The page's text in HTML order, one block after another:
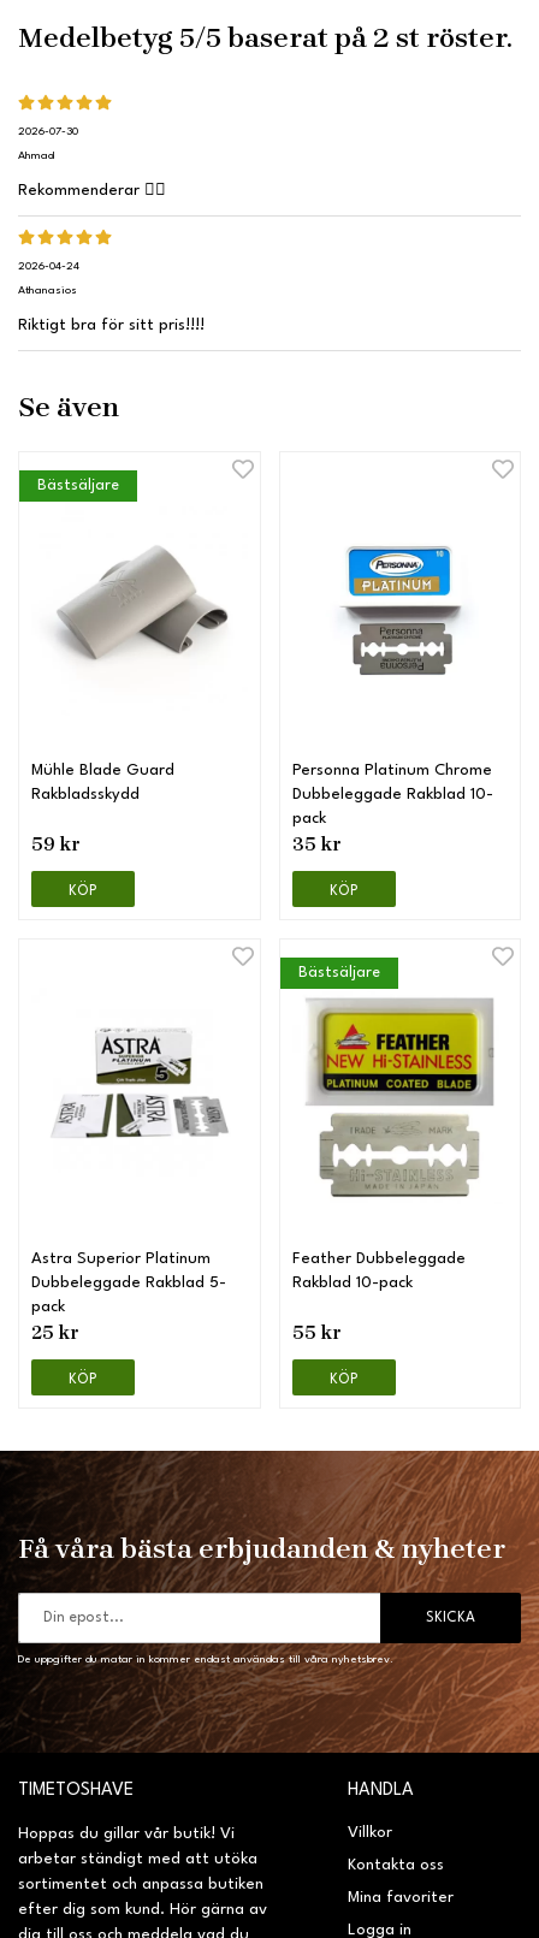
Medelbetyg 5/5 baserat på 2 st röster.
2026-07-30
Ahmad
Rekommenderar 👍🏽
2026-04-24
Athanasios
Riktigt bra för sitt pris!!!!
Se även
Bästsäljare
Mühle Blade Guard
Rakbladsskydd
59 kr
KÖP
Personna Platinum Chrome
Dubbeleggade Rakblad 10-
pack
35 kr
KÖP
Astra Superior Platinum
Dubbeleggade Rakblad 5-
pack
25 kr
KÖP
Bästsäljare
Feather Dubbeleggade
Rakblad 10-pack
55 kr
KÖP
Få våra bästa erbjudanden & nyheter
SKICKA
De uppgifter du matar in kommer endast användas till våra nyhetsbrev.
TIMETOSHAVE
Hoppas du gillar vår butik! Vi
arbetar ständigt med att utöka
sortimentet och anpassa butiken
efter dig som kund. Hör gärna av
HANDLA
Villkor
Kontakta oss
Mina favoriter
Logga in